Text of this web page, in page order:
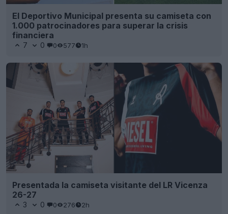
El Deportivo Municipal presenta su camiseta con
1.000 patrocinadores para superar la crisis
financiera
7 0 0 577 1h
Presentada la camiseta visitante del LR Vicenza
26-27
3 0 0 276 2h